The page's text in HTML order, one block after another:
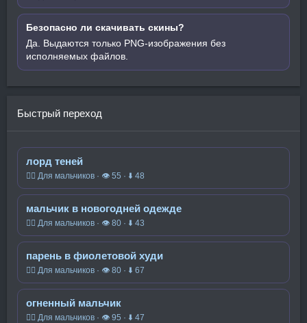
Безопасно ли скачивать скины?
Да. Выдаются только PNG-изображения без
исполняемых файлов.
Быстрый переход
лорд теней
🧍‍♂️ Для мальчиков · 👁 55 · ⬇ 48
мальчик в новогодней одежде
🧍‍♂️ Для мальчиков · 👁 80 · ⬇ 43
парень в фиолетовой худи
🧍‍♂️ Для мальчиков · 👁 80 · ⬇ 67
огненный мальчик
🧍‍♂️ Для мальчиков · 👁 95 · ⬇ 47